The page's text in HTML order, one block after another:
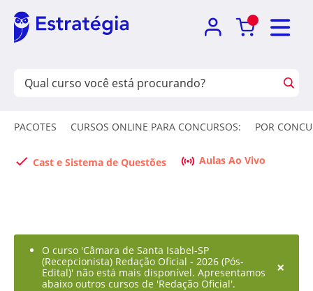
PACOTES CURSOS ONLINE PARA CONCURSOS: POR
Cast e Sistema de Questões Aulas Ao Vivo
O curso 'Câmara de Santa Isabel-SP
(Recepcionista) Redação Oficial - 2026 (Pós-
Edital)' não está mais disponível. Apresentamos
abaixo outros cursos de 'Redação Oficial'.
×